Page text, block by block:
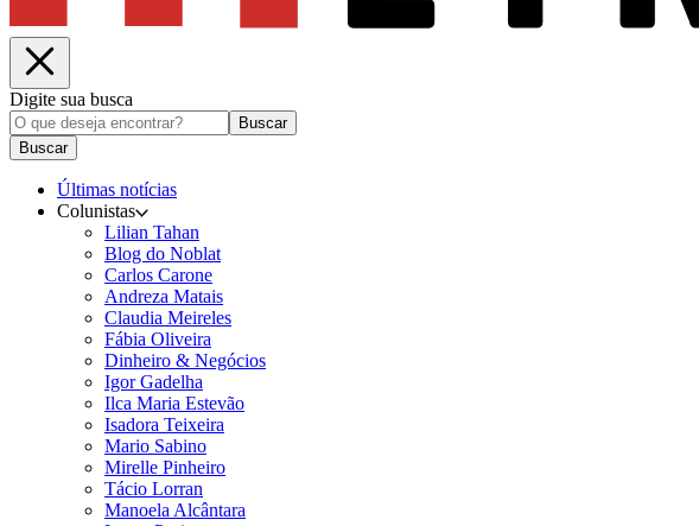
Digite sua busca
Buscar
Buscar
Últimas notícias
Colunistas
Lilian Tahan
Blog do Noblat
Carlos Carone
Andreza Matais
Claudia Meireles
Fábia Oliveira
Dinheiro & Negócios
Igor Gadelha
Ilca Maria Estevão
Isadora Teixeira
Mario Sabino
Mirelle Pinheiro
Tácio Lorran
Manoela Alcântara